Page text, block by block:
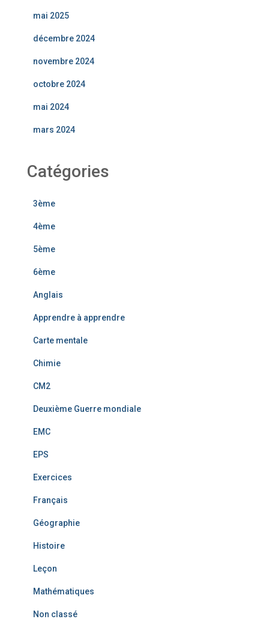
mai 2025
décembre 2024
novembre 2024
octobre 2024
mai 2024
mars 2024
Catégories
3ème
4ème
5ème
6ème
Anglais
Apprendre à apprendre
Carte mentale
Chimie
CM2
Deuxième Guerre mondiale
EMC
EPS
Exercices
Français
Géographie
Histoire
Leçon
Mathématiques
Non classé